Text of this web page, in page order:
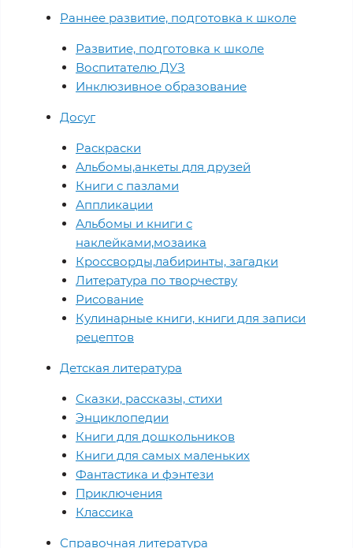
Раннее развитие, подготовка к школе
Развитие, подготовка к школе
Воспитателю ДУЗ
Инклюзивное образование
Досуг
Раскраски
Альбомы,анкеты для друзей
Книги с пазлами
Аппликации
Альбомы и книги с
наклейками,мозаика
Кроссворды,лабиринты, загадки
Литература по творчеству
Рисование
Кулинарные книги, книги для записи
рецептов
Детская литература
Сказки, рассказы, стихи
Энциклопедии
Книги для дошкольников
Книги для самых маленьких
Фантастика и фэнтези
Приключения
Классика
Справочная литература